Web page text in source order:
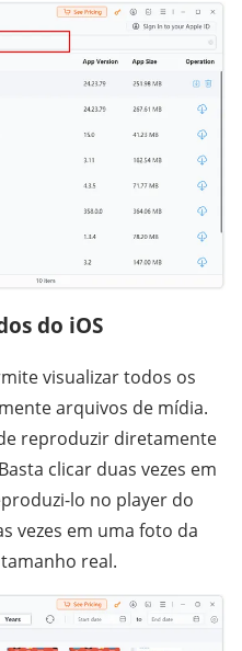
do iOS
visualizar todos os
arquivos de mídia.
reproduzir diretamente
clicar duas vezes em
lo no player do
vezes em uma foto da
real.